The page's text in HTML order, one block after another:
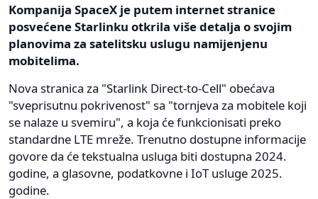
Kompanija SpaceX je putem internet stranice
posvećene Starlinku otkrila više detalja o svojim
planovima za satelitsku uslugu namijenjenu
mobitelima.
Nova stranica za "Starlink Direct-to-Cell" obećava
"sveprisutnu pokrivenost" sa "tornjeva za mobitele koji
se nalaze u svemiru", a koja će funkcionisati preko
standardne LTE mreže. Trenutno dostupne informacije
govore da će tekstualna usluga biti dostupna 2024.
godine, a glasovne, podatkovne i IoT usluge 2025.
godine.